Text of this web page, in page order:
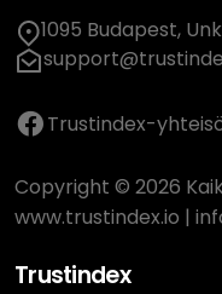
1095 Budapest,
Trustindex-
Copyright © 2026
www.trustindex.io |
Trustindex